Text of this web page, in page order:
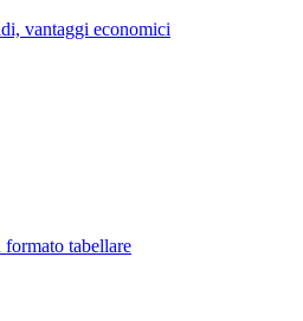
vantaggi economici
tabellare